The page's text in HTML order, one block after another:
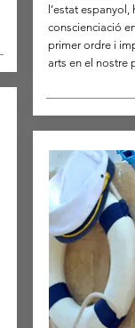
l’estat
conscienciació
primer ordre i
arts en el nostre